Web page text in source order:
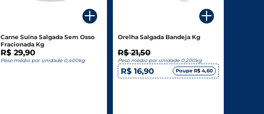
Carne Suína Salgada Sem Osso
Fracionada Kg
R$ 29,90
Peso médio por unidade 0,400kg
Orelha Salgada Bandeja Kg
R$ 21,50
Peso médio por unidade 0,200kg
R$ 16,90 Poupe R$ 4,60